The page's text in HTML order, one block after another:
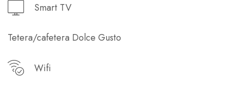
Smart TV
Tetera/cafetera Dolce Gusto
Wifi